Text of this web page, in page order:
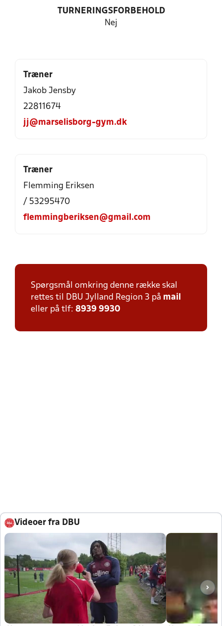
TURNERINGSFORBEHOLD
Nej
Træner
Jakob Jensby
22811674
jj@marselisborg-gym.dk
Træner
Flemming Eriksen
/ 53295470
flemmingberiksen@gmail.com
Spørgsmål omkring denne række skal
rettes til DBU Jylland Region 3 på mail
eller på tlf: 8939 9930
Videoer fra DBU